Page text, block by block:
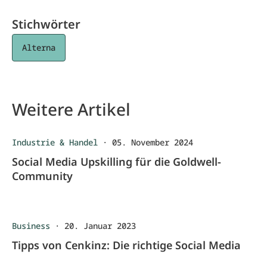
Stichwörter
Alterna
Weitere Artikel
Industrie & Handel · 05. November 2024
Social Media Upskilling für die Goldwell-
Community
Business · 20. Januar 2023
Tipps von Cenkinz: Die richtige Social Media